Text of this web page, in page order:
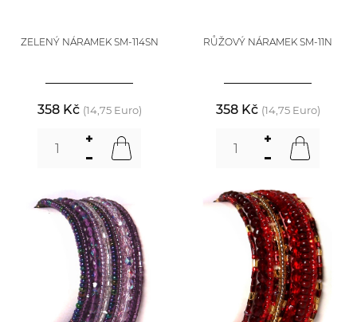
ZELENÝ NÁRAMEK SM-114SN
358 Kč (14,75 Euro)
RŮŽOVÝ NÁRAMEK SM-11N
358 Kč (14,75 Euro)